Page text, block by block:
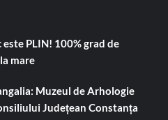
PLIN! 100% grad de
mare
Muzeul de Arhologie
Județean Constanța